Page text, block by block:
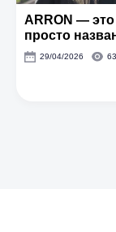
ARRON —
просто
29/04/2026 63